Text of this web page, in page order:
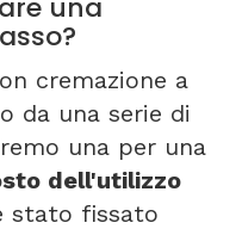
una
cremazione a
da una serie di
una per una
dell'utilizzo
stato fissato